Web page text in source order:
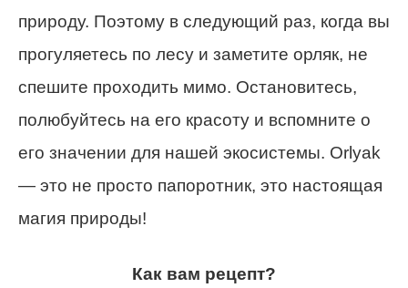
природу. Поэтому в следующий раз, когда вы
прогуляетесь по лесу и заметите орляк, не
спешите проходить мимо. Остановитесь,
полюбуйтесь на его красоту и вспомните о
его значении для нашей экосистемы. Orlyak
— это не просто папоротник, это настоящая
магия природы!
Как вам рецепт?